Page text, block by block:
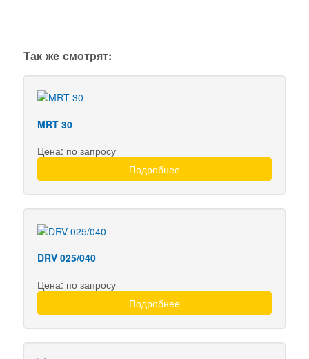
Так же смотрят:
MRT 30
Цена: по запросу
Подробнее
DRV 025/040
Цена: по запросу
Подробнее